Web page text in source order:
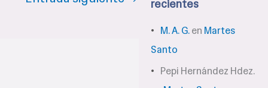
recientes
M. A. G.en Martes
Santo
Pepi Hernández Hdez.